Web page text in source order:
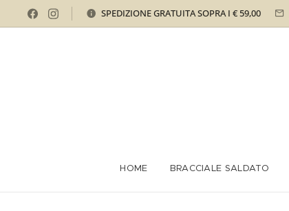
SPEDIZIONE GRATUITA SOPRA I € 59,00
HOME BRACCIALE SALDATO